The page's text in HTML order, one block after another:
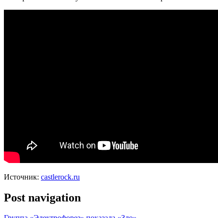
Источник: castlerock.ru
Post navigation